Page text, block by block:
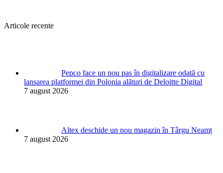
Articole recente
Pepco face un nou pas în digitalizare odată cu
lansarea platformei din Polonia alături de Deloitte Digital
7 august 2026
Altex deschide un nou magazin în Târgu Neamț
7 august 2026